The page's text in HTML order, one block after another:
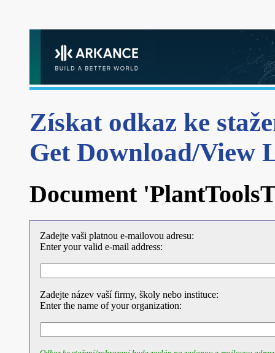
Získat odkaz ke
Get Download/View
Document
Zadejte vaši platnou e-mailovou adresu:
Enter your valid e-mail address:
Zadejte název vaší firmy, školy nebo instituce:
Enter the name of your organization: